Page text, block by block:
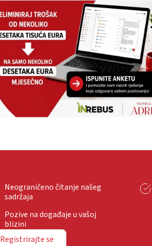
Neograničeno čitanje našeg
sadržaja
Pozive na događaje u vašoj
blizini
Registrirajte se